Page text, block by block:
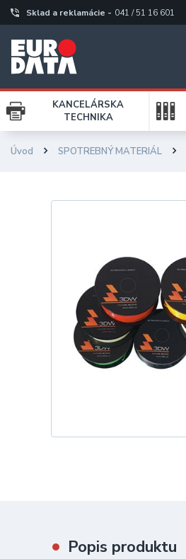
Sklad a reklamácie - 041 / 51 16 601
KANCELÁRSKA
TECHNIKA
Úvod SPOTREBNÝ MATERIÁL
Popis produktu